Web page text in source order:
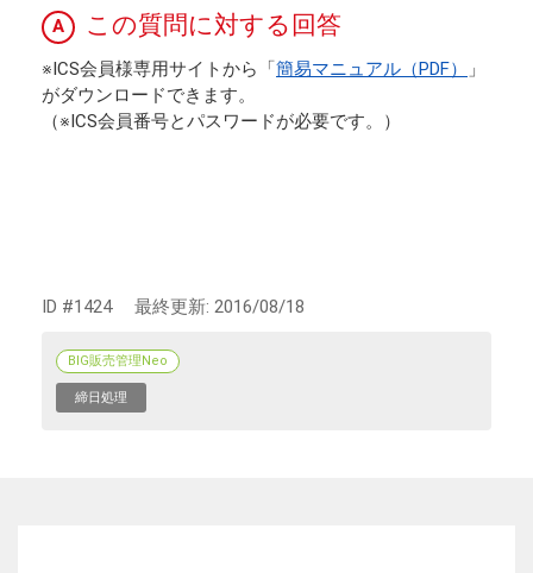
A この質問に対する回答
※ICS会員様専用サイトから「簡易マニュアル（PDF）
」
がダウンロードできます。
（※ICS会員番号とパスワードが必要です。）
ID #1424 最終更新: 2016/08/18
BIG販売管理Neo
締日処理